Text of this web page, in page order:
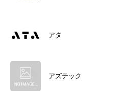
アタ
アズテック